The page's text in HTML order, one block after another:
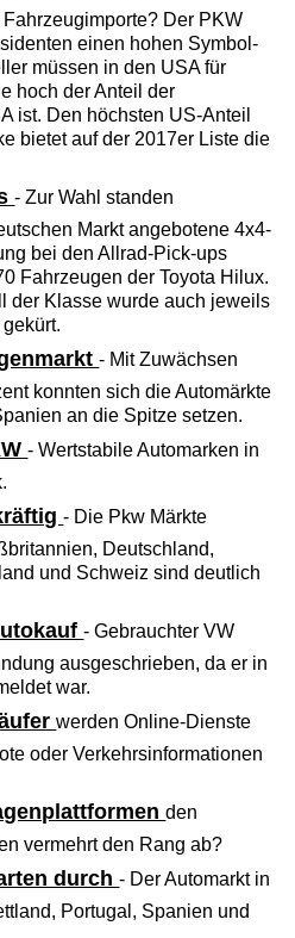
Der PKW
einen hohen Symbol-
müssen in den USA für
hoch der Anteil der
ist. Den höchsten US-Anteil
bietet auf der 2017er Liste die
- Zur Wahl standen
Markt angebotene 4x4-
bei den Allrad-Pick-ups
Fahrzeugen der Toyota Hilux.
der Klasse wurde auch jeweils
- Mit Zuwächsen
konnten sich die Automärkte
an die Spitze setzen.
- Wertstabile Automarken in
- Die Pkw Märkte
Deutschland,
und Schweiz sind deutlich
- Gebrauchter VW
ausgeschrieben, da er in
war.
werden Online-Dienste
oder Verkehrsinformationen
den
vermehrt den Rang ab?
durch- Der Automarkt in
Portugal, Spanien und